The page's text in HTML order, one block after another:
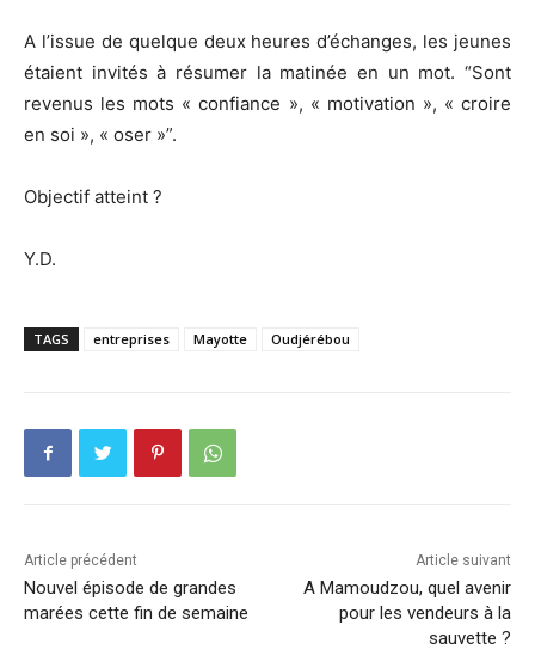
A l’issue de quelque deux heures d’échanges, les jeunes
étaient invités à résumer la matinée en un mot. “Sont
revenus les mots « confiance », « motivation », « croire
en soi », « oser »”.
Objectif atteint ?
Y.D.
TAGS entreprises Mayotte Oudjérébou
Article précédent
Nouvel épisode de grandes
marées cette fin de semaine
Article suivant
A Mamoudzou, quel avenir
pour les vendeurs à la
sauvette ?